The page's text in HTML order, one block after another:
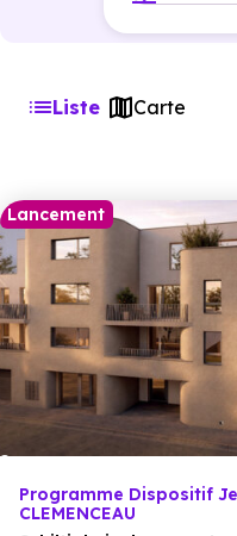
Liste Carte
Lancement
Programme Dispositif
CLEMENCEAU